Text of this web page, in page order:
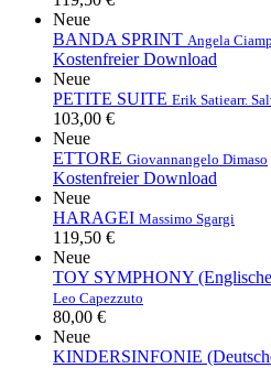
Neue
BANDA SPRINT Angela
Kostenfreier Download
Neue
PETITE SUITE Erik Satiearr.
103,00 €
Neue
ETTORE Giovannangelo Dimaso
Kostenfreier Download
Neue
HARAGEI Massimo Sgargi
119,50 €
Neue
TOY SYMPHONY
Leo Capezzuto
80,00 €
Neue
KINDERSINFONIE